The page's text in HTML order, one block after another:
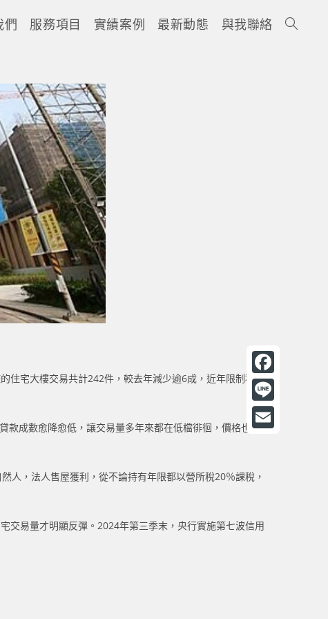
們 服務項目 實績案例 最新動態 與我聯絡
住宅大樓交易共計242件，較去年減少逾6成，近年限制私人
款成數愈降愈低，讓交易量多年來都在低檔徘徊，價格也很
人，法人售屋獲利，從不論持有年限都以營所稅20％課稅，
交易量才明顯反彈。2024年第三季末，央行實施第七波信用
F
a
c
b
L
ea
l